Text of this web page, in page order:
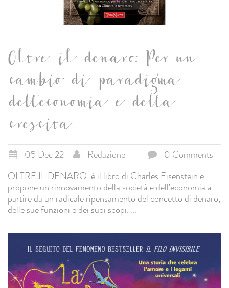
Oltre il denaro. Per un
cambio di paradigma
dell'economia e della
crescita
05 Dec 22 Redazione
0 Comments
OLTRE IL DENARO è il libro di Charles Eisenstein e
propone un rinnovamento della società e dell’economia a
partire da un radicale ripensamento del concetto di denaro,
delle sue funzioni e dei suoi scopi. ...